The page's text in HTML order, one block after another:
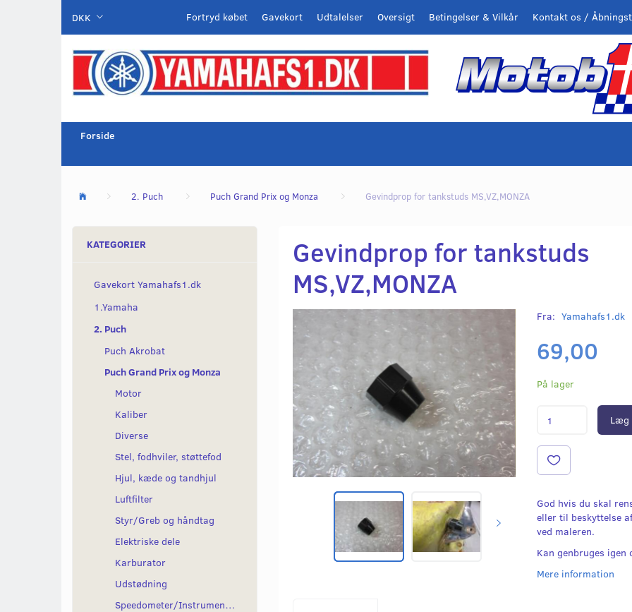
DKK Kontakt os /
Betingelser & Vilkår
Oversigt
Udtalelser
Gavekort
Fortryd købet
Forside
2. Puch Puch Grand Prix og Monza Gevindprop for tankstuds MS,VZ,MONZA
KATEGORIER
Gavekort Yamahafs1.dk
1.Yamaha
2. Puch
Puch Akrobat
Puch Grand Prix og Monza
Motor
Kaliber
Diverse
Stel, fodhviler, støttefod
Hjul, kæde og tandhjul
Luftfilter
Styr/Greb og håndtag
Elektriske dele
Karburator
Udstødning
Speedometer/Instrumenter
Gevindprop for tankstuds
MS,VZ,MONZA
Fra: Yamahafs1.dk
69,00
På lager
Læg
God hvis du skal
eller til beskyttelse
ved maleren.
Kan genbruges igen
Mere information